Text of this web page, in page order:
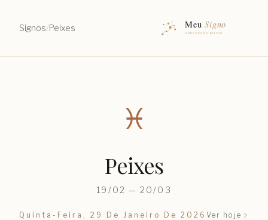
Signos/Peixes
♓︎
Peixes
19/02 — 20/03
Quinta-Feira, 29 De Janeiro De 2026Ver hoje